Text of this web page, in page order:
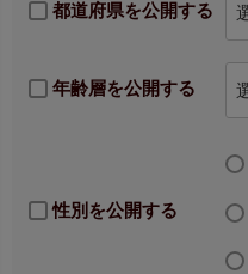
都道府県を公開する
年齢層を公開する
性別を公開する